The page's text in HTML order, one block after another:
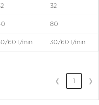
32
80
60 l/min 30/60 l/min
❮ 1 ❯